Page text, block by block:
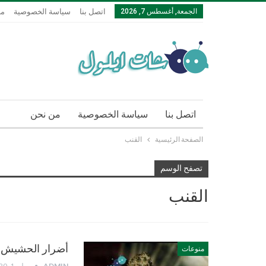
الجمعة, أغسطس 7, 2026 اتصل بنا سياسة الخصوصية
اتصل بنا سياسة الخصوصية من نحن
الصفحة الرئيسية القنب
تصفح الوسم
القنب
منوعات أضرار الحشيش